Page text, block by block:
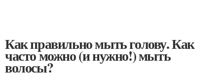
Как правильно мыть голову. Как
часто можно (и нужно!) мыть
волосы?